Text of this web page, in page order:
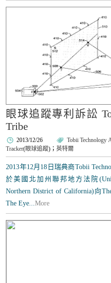
眼球追蹤專利訴訟
Tribe
2013/12/26 Tobii Technology
Tracker(眼球追蹤)；英特爾
2013年12月18日瑞典商Tobii
於美國北加州聯邦地方法院
Northern District of California)向
The Eye...More